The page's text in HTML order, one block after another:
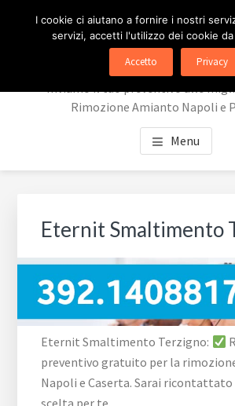
pagina
PREVENTIVI
AMIANTO
Inviamo il tuo preventivo alle
Rimozione Amianto Napoli e
Menu
Eternit Smaltimento
Eternit Smaltimento Terzigno:
preventivo gratuito per la
Napoli e Caserta. Sarai ricontattato
I cookie ci aiutano a fornire i nostri
servizi, accetti l'utilizzo dei cookie
Accetto Privacy